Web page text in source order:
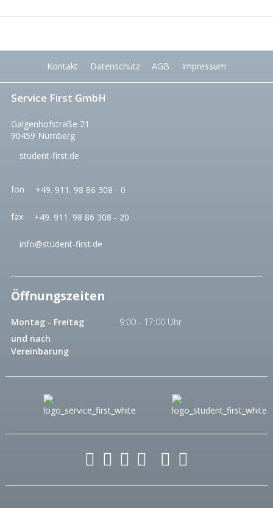
Kontakt Datenschutz AGB Impressum
Service First GmbH
Galgenhofstraße 21
90459 Nürnberg
student-first.de
fon +49. 911. 98 86 308 - 0
fax +49. 911. 98 86 308 - 20
info@student-first.de
Öffnungszeiten
Montag - Freitag
9:00 - 17:00 Uhr
und nach
Vereinbarung